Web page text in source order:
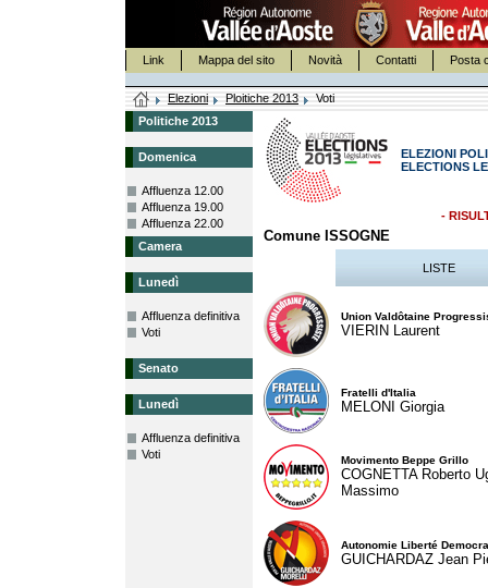
Link Mappa del sito Novità Contatti Posta
Elezioni Ploitiche 2013
Voti
Politiche 2013
Domenica
Affluenza 12.00
Affluenza 19.00
Affluenza 22.00
Camera
Lunedì
Affluenza definitiva
Voti
Senato
Lunedì
Affluenza definitiva
Voti
ELEZIONI
ELECTIONS
-
Comune ISSOGNE
LISTE
Union Valdôtaine
VIERIN Laurent
Fratelli d'Italia
MELONI Giorgia
Movimento Beppe Grillo
COGNETTA Roberto
Massimo
Autonomie Liberté
GUICHARDAZ Jean